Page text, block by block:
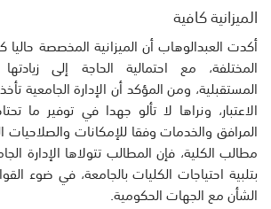
الميزانية كافية
أكدت العبدالوهاب أن الميزانية المخصصة حاليا
المختلفة، مع احتمالية الحاجة إلى
المستقبلية، ومن المؤكد أن الإدارة الجامعية
الاعتبار، ونراها لا تألو جهدا في توفير ما
المرافق والخدمات وفقا للإمكانات والصلاحيات
مطالب الكلية، فإن المطالب تتولاها الإدارة
بتلبية احتياجات الكليات بالجامعة، في ضوء
الشأن مع الجهات الحكومية.